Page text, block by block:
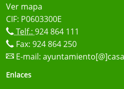
Ver mapa
CIF: P0603300E
Telf.: 924 864 111
Fax: 924 864 250
E-mail:
Enlaces